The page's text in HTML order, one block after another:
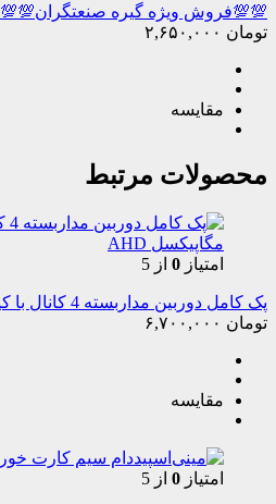
💯💯فروش ویژه گیره صنعتگران💯💯
تومان
مقایسه
محصولات مرتبط
امتیاز 0 از 5
پک کامل دوربین مداربسته 4 کانال با کیفیت 5 مگاپیکسل AHD
تومان
مقایسه
امتیاز 0 از 5